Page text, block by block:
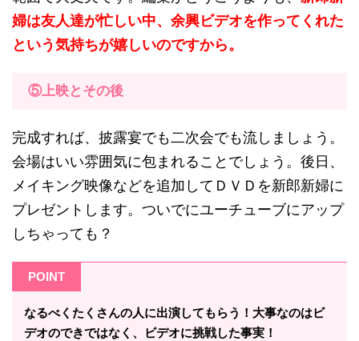
婦は友人達が忙しい中、余興ビデオを作ってくれた
という気持ちが嬉しいのですから。
⑤上映とその後
完成すれば、披露宴でも二次会でも流しましょう。
会場はいい雰囲気に包まれることでしょう。後日、
メイキング映像などを追加してＤＶＤを新郎新婦に
プレゼントします。ついでにユーチューブにアップ
しちゃっても？
POINT
なるべくたくさんの人に出演してもらう！大事なのはビ
デオのできではなく、ビデオに挑戦した事実！